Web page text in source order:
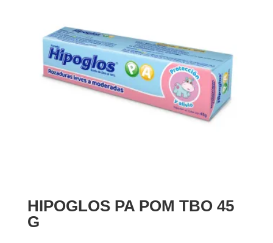
HIPOGLOS PA POM TBO 45
G